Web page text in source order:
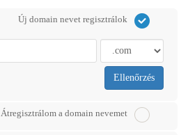
Új domain nevet regisztrálok
Ellenőrzés
Átregisztrálom a domain nevemet